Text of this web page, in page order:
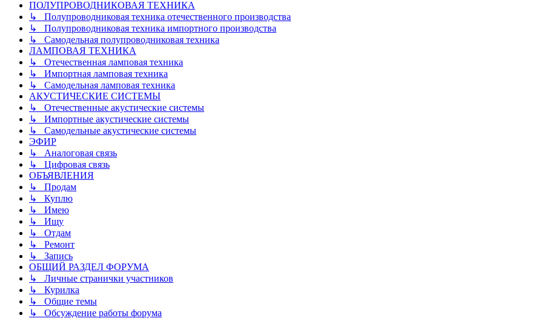
ПОЛУПРОВОДНИКОВАЯ ТЕХНИКА
↳ Полупроводниковая техника отечественного производства
↳ Полупроводниковая техника импортного производства
↳ Самодельная полупроводниковая техника
ЛАМПОВАЯ ТЕХНИКА
↳ Отечественная ламповая техника
↳ Импортная ламповая техника
↳ Самодельная ламповая техника
АКУСТИЧЕСКИЕ СИСТЕМЫ
↳ Отечественные акустические системы
↳ Импортные акустические системы
↳ Самодельные акустические системы
ЭФИР
↳ Аналоговая связь
↳ Цифровая связь
ОБЪЯВЛЕНИЯ
↳ Продам
↳ Куплю
↳ Имею
↳ Ищу
↳ Отдам
↳ Ремонт
↳ Запись
ОБЩИЙ РАЗДЕЛ ФОРУМА
↳ Личные странички участников
↳ Курилка
↳ Общие темы
↳ Обсуждение работы форума